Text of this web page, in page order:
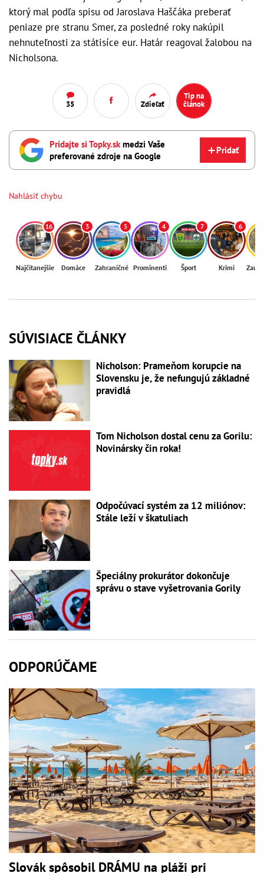
ktorý mal podľa spisu od Jaroslava Haščáka preberať
peniaze pre stranu Smer, za posledné roky nakúpil
nehnuteľnosti za státisíce eur. Határ reagoval žalobou na
Nicholsona.
35 Zdieľať
Tip na
článok
Pridajte si Topky.sk medzi Vaše
preferované zdroje na Google
Pridať
Nahlásiť chybu
16
Najčítanejšie
3
Domáce
5
Zahraničné
4
Prominenti
7
Šport
6
Krimi
SÚVISIACE ČLÁNKY
Nicholson: Prameňom korupcie na
Slovensku je, že nefungujú základné
pravidlá
Tom Nicholson dostal cenu za Gorilu:
Novinársky čin roka!
Odpočúvací systém za 12 miliónov:
Stále leží v škatuliach
Špeciálny prokurátor dokončuje
správu o stave vyšetrovania Gorily
ODPORÚČAME
Slovák spôsobil DRÁMU na pláži pri